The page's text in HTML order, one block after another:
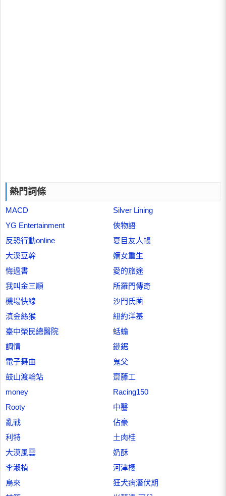
熱門詞條
MACD
Silver Lining
YG Entertainment
俠物語
反恐行動online
夏目友人帳
大溪豆幹
嫡女重生
悔過書
愛的旅途
我叫金三順
所羅門傳奇
機場快線
沙門氏菌
滇金絲猴
紐約洋基
臺中榮民總醫院
蛞蝓
調情
鏈鋸
電子舞曲
鬼父
鼓山渡輪站
齋藤工
money
Racing150
Rooty
中醫
亂戰
佔豪
利特
土肉桂
大漠風雲
奶酥
李淑楨
河津櫻
烏來
狂犬病潛伏期